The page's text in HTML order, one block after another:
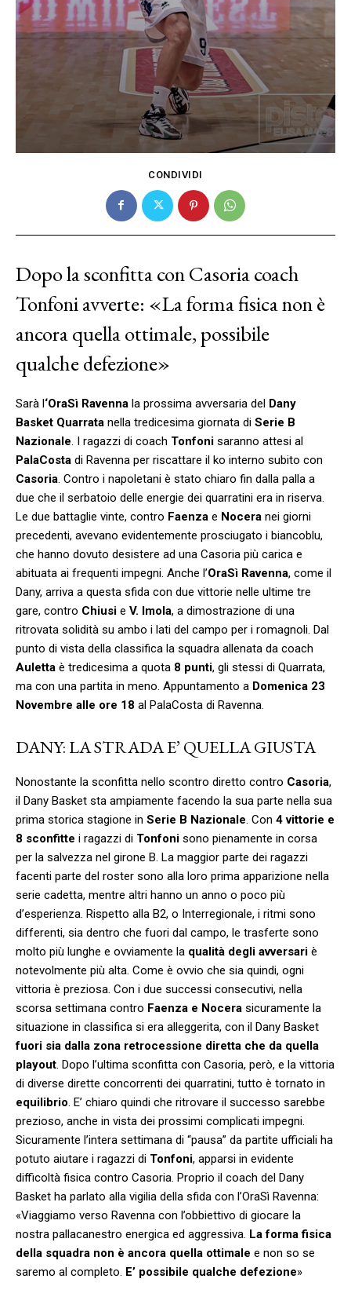
CONDIVIDI
Dopo la sconfitta con Casoria coach
Tonfoni avverte: «La forma fisica non è
ancora quella ottimale, possibile
qualche defezione»
Sarà l‘OraSì Ravenna la prossima avversaria del Dany
Basket Quarrata nella tredicesima giornata di Serie B
Nazionale. I ragazzi di coach Tonfoni saranno attesi al
PalaCosta di Ravenna per riscattare il ko interno subito con
Casoria. Contro i napoletani è stato chiaro fin dalla palla a
due che il serbatoio delle energie dei quarratini era in riserva.
Le due battaglie vinte, contro Faenza e Nocera nei giorni
precedenti, avevano evidentemente prosciugato i biancoblu,
che hanno dovuto desistere ad una Casoria più carica e
abituata ai frequenti impegni. Anche l’OraSì Ravenna, come il
Dany, arriva a questa sfida con due vittorie nelle ultime tre
gare, contro Chiusi e V. Imola, a dimostrazione di una
ritrovata solidità su ambo i lati del campo per i romagnoli. Dal
punto di vista della classifica la squadra allenata da coach
Auletta è tredicesima a quota 8 punti, gli stessi di Quarrata,
ma con una partita in meno. Appuntamento a Domenica 23
Novembre alle ore 18 al PalaCosta di Ravenna.
DANY: LA STRADA E’ QUELLA GIUSTA
Nonostante la sconfitta nello scontro diretto contro Casoria,
il Dany Basket sta ampiamente facendo la sua parte nella sua
prima storica stagione in Serie B Nazionale. Con 4 vittorie e
8 sconfitte i ragazzi di Tonfoni sono pienamente in corsa
per la salvezza nel girone B. La maggior parte dei ragazzi
facenti parte del roster sono alla loro prima apparizione nella
serie cadetta, mentre altri hanno un anno o poco più
d’esperienza. Rispetto alla B2, o Interregionale, i ritmi sono
differenti, sia dentro che fuori dal campo, le trasferte sono
molto più lunghe e ovviamente la qualità degli avversari è
notevolmente più alta. Come è ovvio che sia quindi, ogni
vittoria è preziosa. Con i due successi consecutivi, nella
scorsa settimana contro Faenza e Nocera sicuramente la
situazione in classifica si era alleggerita, con il Dany Basket
fuori sia dalla zona retrocessione diretta che da quella
playout. Dopo l’ultima sconfitta con Casoria, però, e la vittoria
di diverse dirette concorrenti dei quarratini, tutto è tornato in
equilibrio. E’ chiaro quindi che ritrovare il successo sarebbe
prezioso, anche in vista dei prossimi complicati impegni.
Sicuramente l’intera settimana di “pausa” da partite ufficiali ha
potuto aiutare i ragazzi di Tonfoni, apparsi in evidente
difficoltà fisica contro Casoria. Proprio il coach del Dany
Basket ha parlato alla vigilia della sfida con l’OraSì Ravenna:
«Viaggiamo verso Ravenna con l’obbiettivo di giocare la
nostra pallacanestro energica ed aggressiva. La forma fisica
della squadra non è ancora quella ottimale e non so se
saremo al completo. E’ possibile qualche defezione»